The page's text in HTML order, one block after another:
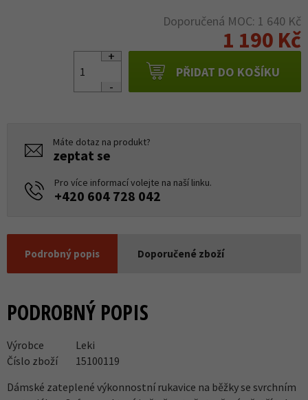
Doporučená MOC: 1 640 Kč
1 190 Kč
PŘIDAT DO KOŠÍKU
Máte dotaz na produkt?
zeptat se
Pro více informací volejte na naší linku.
+420 604 728 042
Podrobný popis Doporučené zboží
PODROBNÝ POPIS
Výrobce
Leki
Číslo zboží
15100119
Dámské zateplené výkonnostní rukavice na běžky se svrchním